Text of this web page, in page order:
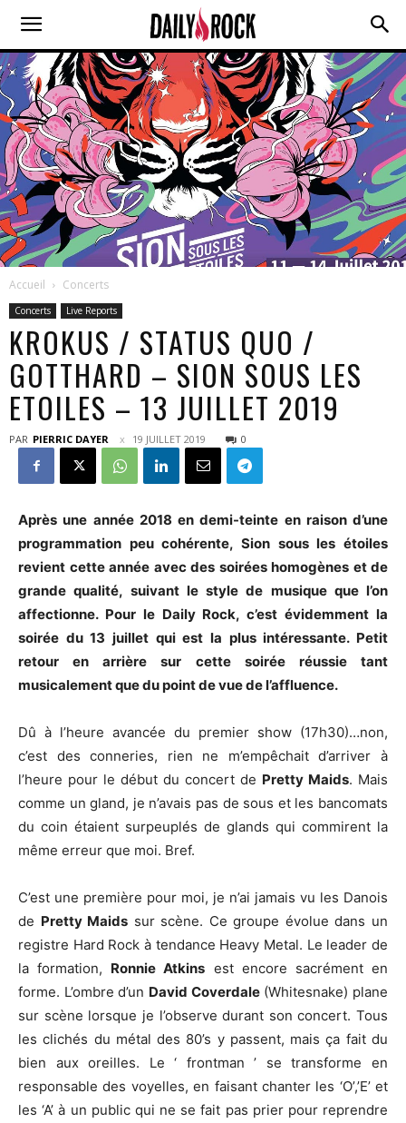
Accueil Concerts
Concerts Live Reports
KROKUS / STATUS QUO /
GOTTHARD – SION SOUS LES
ETOILES – 13 JUILLET 2019
PAR PIERRIC DAYER 19 JUILLET 2019 0
Après une année 2018 en demi-teinte en raison d’une
programmation peu cohérente, Sion sous les étoiles
revient cette année avec des soirées homogènes et de
grande qualité, suivant le style de musique que l’on
affectionne. Pour le Daily Rock, c’est évidemment la
soirée du 13 juillet qui est la plus intéressante. Petit
retour en arrière sur cette soirée réussie tant
musicalement que du point de vue de l’affluence.
Dû à l’heure avancée du premier show (17h30)…non,
c’est des conneries, rien ne m’empêchait d’arriver à
l’heure pour le début du concert de Pretty Maids. Mais
comme un gland, je n’avais pas de sous et les bancomats
du coin étaient surpeuplés de glands qui commirent la
même erreur que moi. Bref.
C’est une première pour moi, je n’ai jamais vu les Danois
de Pretty Maids sur scène. Ce groupe évolue dans un
registre Hard Rock à tendance Heavy Metal. Le leader de
la formation, Ronnie Atkins est encore sacrément en
forme. L’ombre d’un David Coverdale(Whitesnake) plane
sur scène lorsque je l’observe durant son concert. Tous
les clichés du métal des 80’s y passent, mais ça fait du
bien aux oreilles. Le ‘ frontman ’ se transforme en
responsable des voyelles, en faisant chanter les ‘O’,’E’ et
les ‘A’ à un public qui ne se fait pas prier pour reprendre